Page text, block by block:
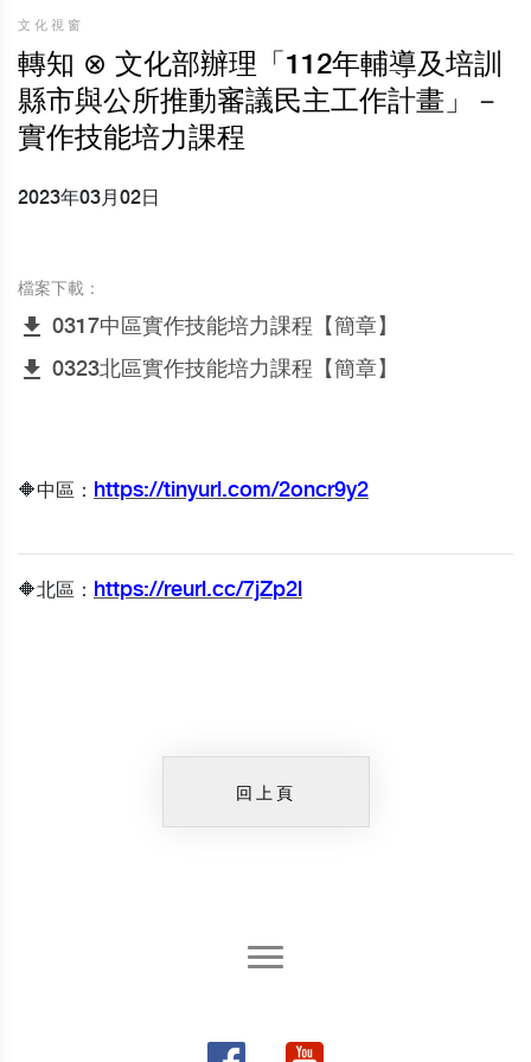
文化視窗
轉知 ⊗ 文化部辦理「112年輔導及培訓
縣市與公所推動審議民主工作計畫」－
實作技能培力課程
2023年03月02日
檔案下載：
file_download 0317中區實作技能培力課程【簡章】
file_download 0323北區實作技能培力課程【簡章】
🔶中區： https://tinyurl.com/2oncr9y2
🔶北區： https://reurl.cc/7jZp2l
回上頁